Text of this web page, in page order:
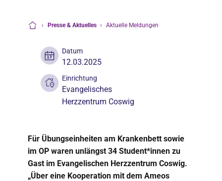
› Presse & Aktuelles › Aktuelle Meldungen
Datum
12.03.2025
Einrichtung
Evangelisches
Herzzentrum Coswig
Für Übungseinheiten am Krankenbett sowie
im OP waren unlängst 34 Student*innen zu
Gast im Evangelischen Herzzentrum Coswig.
„Über eine Kooperation mit dem Ameos